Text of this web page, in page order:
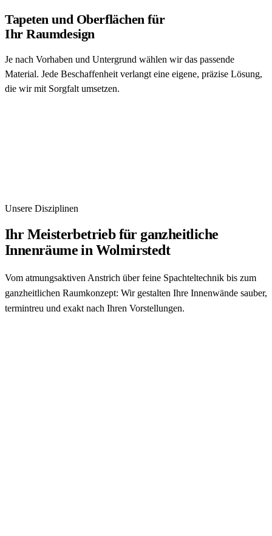
Tapeten und Oberflächen für
Ihr Raumdesign
Je nach Vorhaben und Untergrund wählen wir das passende
Material. Jede Beschaffenheit verlangt eine eigene, präzise Lösung,
die wir mit Sorgfalt umsetzen.
Unsere Disziplinen
Ihr Meisterbetrieb für ganzheitliche
Innenräume in Wolmirstedt
Vom atmungsaktiven Anstrich über feine Spachteltechnik bis zum
ganzheitlichen Raumkonzept: Wir gestalten Ihre Innenwände sauber,
termintreu und exakt nach Ihren Vorstellungen.